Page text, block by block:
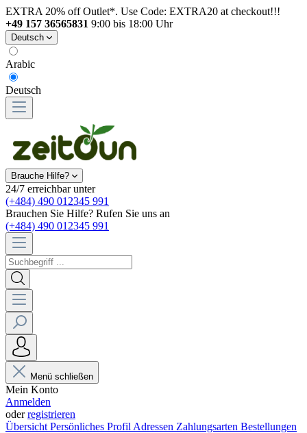
EXTRA 20% off Outlet*. Use Code: EXTRA20 at checkout!!!
+49 157 36565831 9:00 bis 18:00 Uhr
Deutsch
Arabic
Deutsch
Brauche Hilfe?
24/7 erreichbar unter
(+484) 490 012345 991
Brauchen Sie Hilfe? Rufen Sie uns an
(+484) 490 012345 991
Menü schließen
Mein Konto
Anmelden
oderregistrieren
Übersicht Persönliches Profil Adressen Zahlungsarten Bestellungen